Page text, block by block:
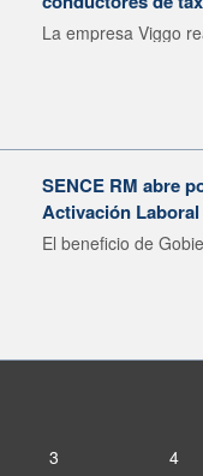
La empresa Viggo
SENCE RM abre
Activación Laboral
El beneficio de
3 4